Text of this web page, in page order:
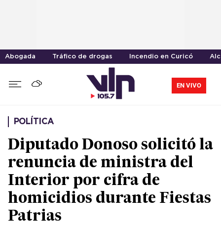
Abogada Tráfico de drogas Incendio en Curicó
EN VIVO
POLÍTICA
Diputado Donoso solicitó la
renuncia de ministra del
Interior por cifra de
homicidios durante Fiestas
Patrias